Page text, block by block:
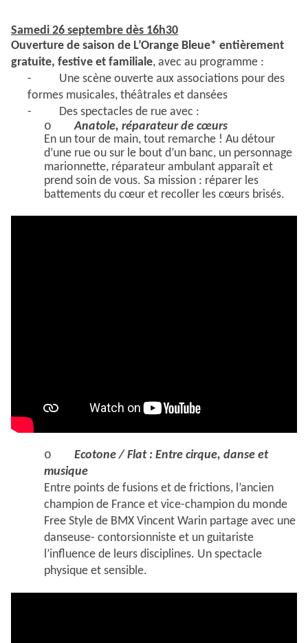
Samedi 26 septembre dès 16h30
Ouverture de saison de L’Orange Bleue* entièrement
gratuite, festive et familiale, avec au programme :
- Une scène ouverte aux associations pour des
formes musicales, théâtrales et dansées
- Des spectacles de rue avec :
oAnatole, réparateur de cœurs
En un tour de main, tout remarche ! Au détour
d’une rue ou sur le bout d’un banc, un personnage
marionnette, réparateur ambulant apparaît et
prend soin de vous. Sa mission : réparer les
battements du cœur et recoller les cœurs brisés.
o Ecotone / Flat : Entre cirque, danse et
musique
Entre points de fusions et de frictions, l’ancien
champion de France et vice-champion du monde
Free Style de BMX Vincent Warin partage avec une
danseuse- contorsionniste et un guitariste
l’influence de leurs disciplines. Un spectacle
physique et sensible.